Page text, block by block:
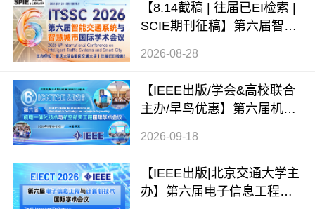
【8.14截稿 | 往届已EI检索 |
SCIE期刊征稿】第六届智能
2026-08-28
【IEEE出版/学会&高校联合
主办/早鸟优惠】第六届机电
6）
2026-09-18
【IEEE出版|北京交通大学主
办】第六届电子信息工程与